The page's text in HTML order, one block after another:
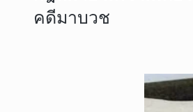
คดีมาบวช